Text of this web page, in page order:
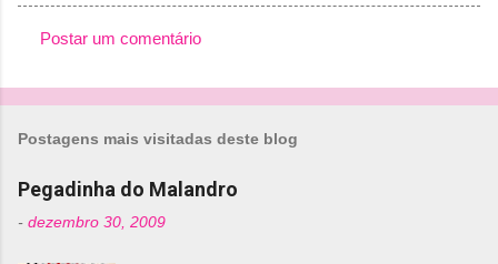
o
n
t
Postar um comentário
Postagens mais visitadas deste blog
Pegadinha do Malandro
- dezembro 30, 2009